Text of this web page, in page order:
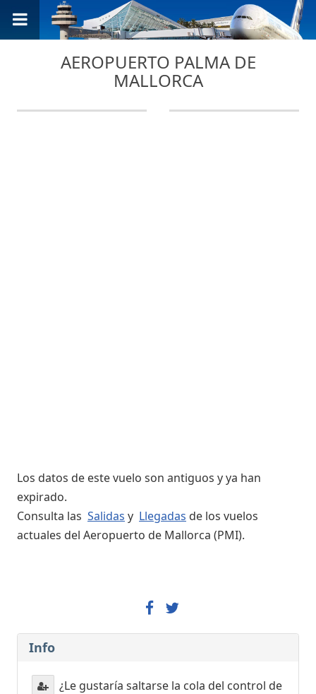
AEROPUERTO PALMA DE
MALLORCA
Los datos de este vuelo son antiguos y ya han
expirado.
Consulta las Salidas y Llegadas de los vuelos
actuales del Aeropuerto de Mallorca (PMI).
Info
¿Le gustaría saltarse la cola del control de